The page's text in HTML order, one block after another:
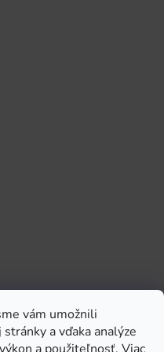
vám umožnili
a vďaka analýze